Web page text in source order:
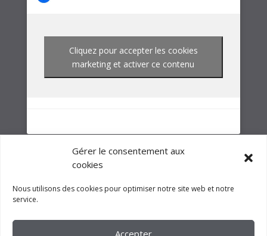
Gérer le consentement aux
cookies
Nous utilisons des cookies pour optimiser notre site web et notre
service.
Accepter